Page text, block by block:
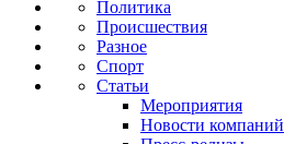
Политика
Происшествия
Разное
Спорт
Статьи
Мероприятия
Новости компаний